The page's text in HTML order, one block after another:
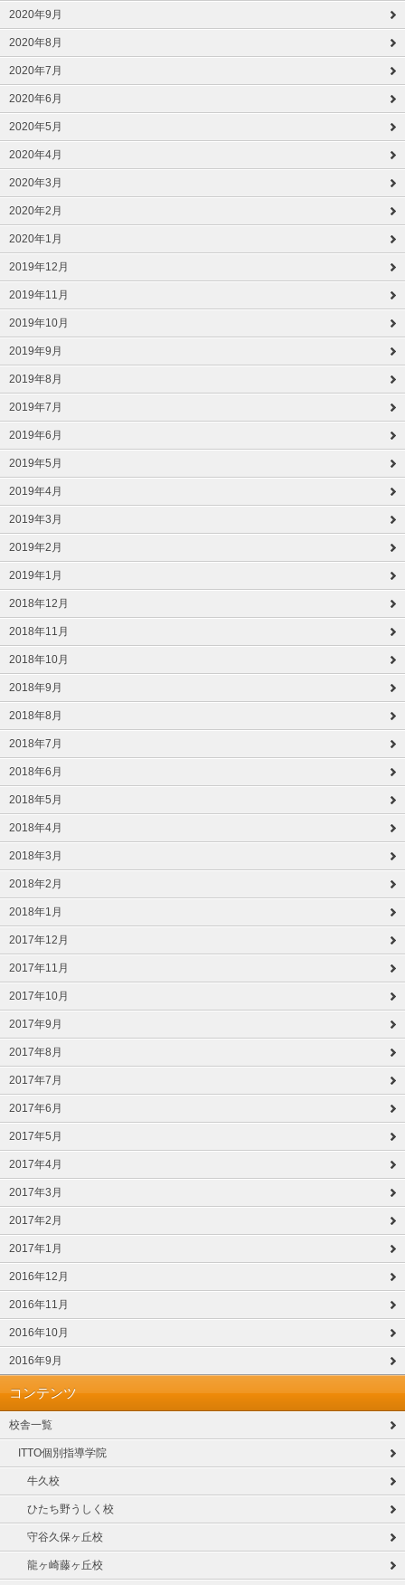
2020年9月
2020年8月
2020年7月
2020年6月
2020年5月
2020年4月
2020年3月
2020年2月
2020年1月
2019年12月
2019年11月
2019年10月
2019年9月
2019年8月
2019年7月
2019年6月
2019年5月
2019年4月
2019年3月
2019年2月
2019年1月
2018年12月
2018年11月
2018年10月
2018年9月
2018年8月
2018年7月
2018年6月
2018年5月
2018年4月
2018年3月
2018年2月
2018年1月
2017年12月
2017年11月
2017年10月
2017年9月
2017年8月
2017年7月
2017年6月
2017年5月
2017年4月
2017年3月
2017年2月
2017年1月
2016年12月
2016年11月
2016年10月
2016年9月
コンテンツ
校舎一覧
ITTO個別指導学院
牛久校
ひたち野うしく校
守谷久保ヶ丘校
龍ヶ崎藤ヶ丘校